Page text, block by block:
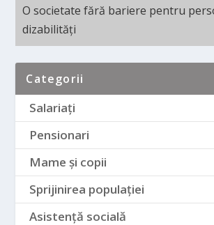
O societate fără bariere pentru
dizabilități
Categorii
Salariați
Pensionari
Mame și copii
Sprijinirea populației
Asistență socială